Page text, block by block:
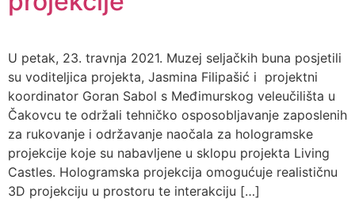
U petak, 23. travnja 2021. Muzej seljačkih buna posjetili
su voditeljica projekta, Jasmina Filipašić i projektni
koordinator Goran Sabol s Međimurskog veleučilišta u
Čakovcu te održali tehničko osposobljavanje zaposlenih
za rukovanje i održavanje naočala za hologramske
projekcije koje su nabavljene u sklopu projekta Living
Castles. Hologramska projekcija omogućuje realističnu
3D projekciju u prostoru te interakciju […]